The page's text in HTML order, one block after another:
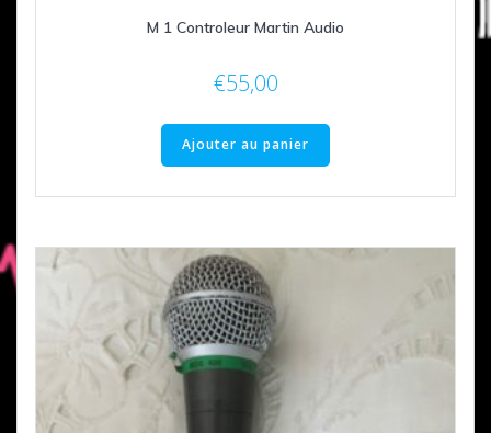
M 1 Controleur Martin Audio
€55,00
Ajouter au panier